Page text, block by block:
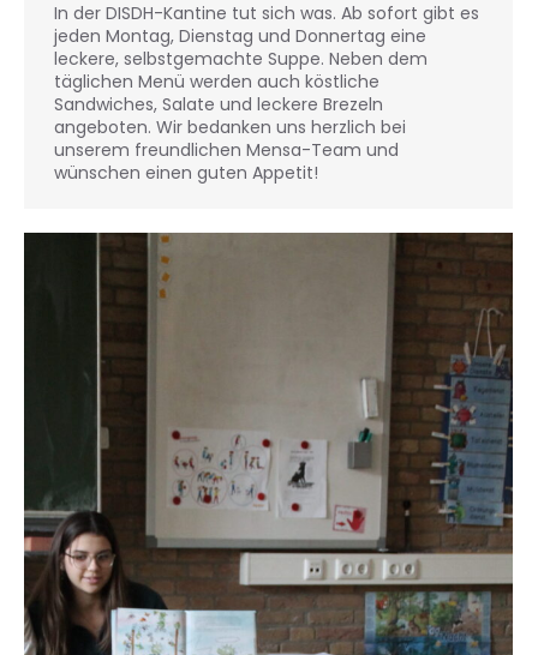
In der DISDH-Kantine tut sich was. Ab sofort gibt es
jeden Montag, Dienstag und Donnertag eine
leckere, selbstgemachte Suppe. Neben dem
täglichen Menü werden auch köstliche
Sandwiches, Salate und leckere Brezeln
angeboten. Wir bedanken uns herzlich bei
unserem freundlichen Mensa-Team und
wünschen einen guten Appetit!